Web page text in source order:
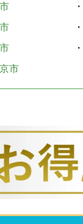
・
・
・
市